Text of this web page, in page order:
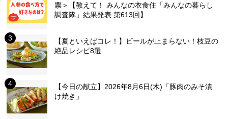
票＞【教えて！ みんなの衣食住「みんなの暮らし
調査隊」結果発表 第613回】
【夏といえばコレ！】ビールが止まらない！枝豆の
絶品レシピ8選
【今日の献立】2026年8月6日(木)「豚肉のみそ漬
け焼き」